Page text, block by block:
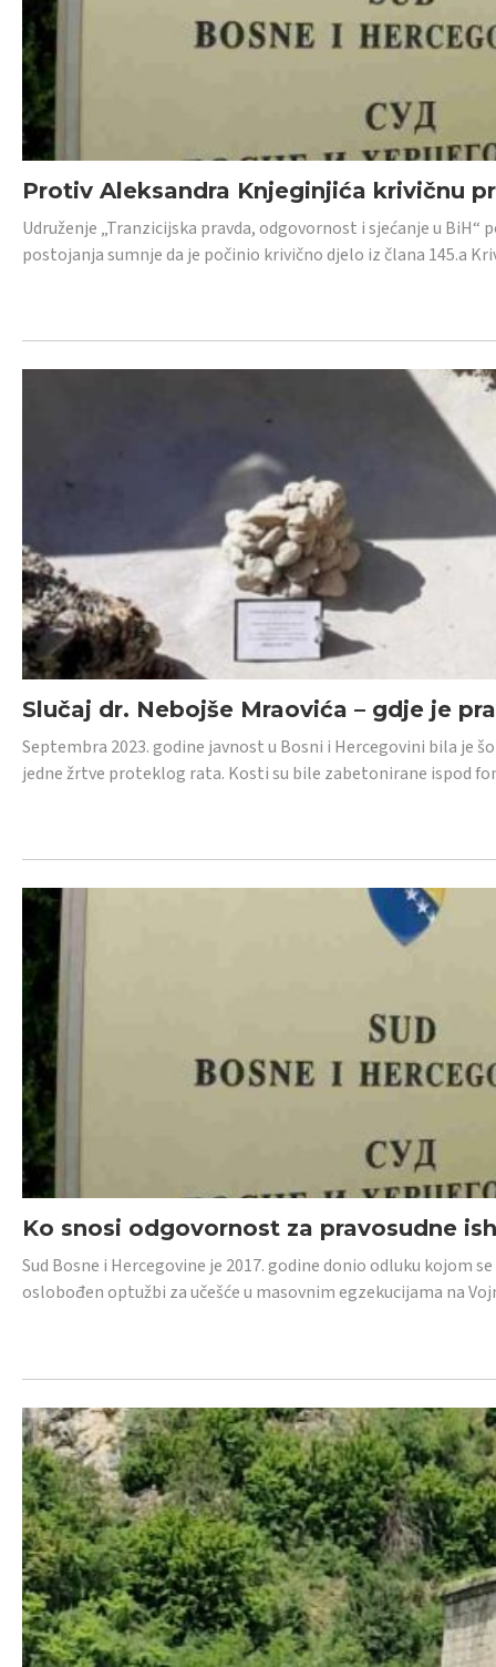
Protiv Aleksandra Knjeginjića krivičnu
Udruženje „Tranzicijska pravda, odgovornost i sjećanje u
postojanja sumnje da je počinio krivično djelo iz člana 145.a
Slučaj dr. Nebojše Mraovića – gdje je
Septembra 2023. godine javnost u Bosni i Hercegovini bila je
jedne žrtve proteklog rata. Kosti su bile zabetonirane ispod
Ko snosi odgovornost za pravosudne
Sud Bosne i Hercegovine je 2017. godine donio odluku kojom
oslobođen optužbi za učešće u masovnim egzekucijama na